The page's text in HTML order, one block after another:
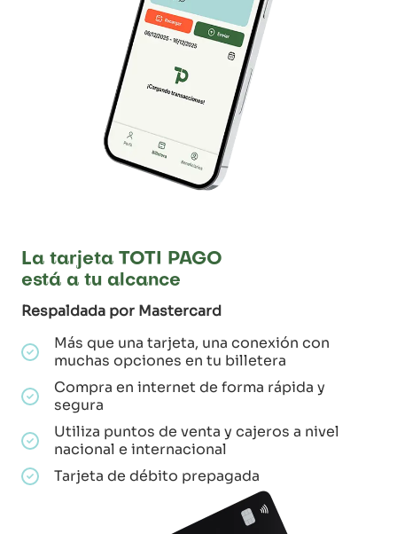
La tarjeta TOTI PAGO
está a tu alcance
Respaldada por Mastercard
Más que una tarjeta, una conexión con
muchas opciones en tu billetera
Compra en internet de forma rápida y
segura
Utiliza puntos de venta y cajeros a nivel
nacional e internacional
Tarjeta de débito prepagada